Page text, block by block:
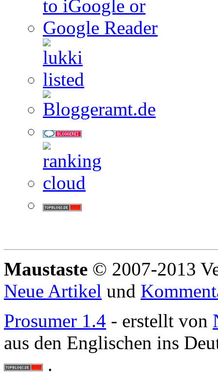
Maustaste © 2007-2013
Neue Artikel und
Prosumer 1.4 - erstellt von
aus den Englischen ins
.